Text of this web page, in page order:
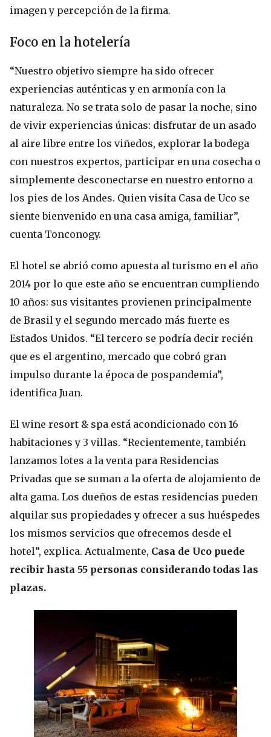
imagen y percepción de la firma.
Foco en la hotelería
“Nuestro objetivo siempre ha sido ofrecer
experiencias auténticas y en armonía con la
naturaleza. No se trata solo de pasar la noche, sino
de vivir experiencias únicas: disfrutar de un asado
al aire libre entre los viñedos, explorar la bodega
con nuestros expertos, participar en una cosecha o
simplemente desconectarse en nuestro entorno a
los pies de los Andes. Quien visita Casa de Uco se
siente bienvenido en una casa amiga, familiar”,
cuenta Tonconogy.
El hotel se abrió como apuesta al turismo en el año
2014 por lo que este año se encuentran cumpliendo
10 años: sus visitantes provienen principalmente
de Brasil y el segundo mercado más fuerte es
Estados Unidos. “El tercero se podría decir recién
que es el argentino, mercado que cobró gran
impulso durante la época de pospandemia”,
identifica Juan.
El wine resort & spa está acondicionado con 16
habitaciones y 3 villas. “Recientemente, también
lanzamos lotes a la venta para Residencias
Privadas que se suman a la oferta de alojamiento de
alta gama. Los dueños de estas residencias pueden
alquilar sus propiedades y ofrecer a sus huéspedes
los mismos servicios que ofrecemos desde el
hotel”, explica. Actualmente, Casa de Uco puede
recibir hasta 55 personas considerando todas las
plazas.